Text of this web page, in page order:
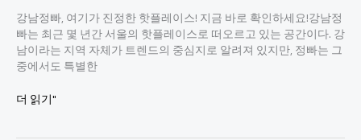
강남정빠, 여기가 진정한 핫플레이스! 지금 바로 확인하세요!강남정
빠는 최근 몇 년간 서울의 핫플레이스로 떠오르고 있는 공간이다. 강
남이라는 지역 자체가 트렌드의 중심지로 알려져 있지만, 정빠는 그
중에서도 특별한
강
더 읽기"